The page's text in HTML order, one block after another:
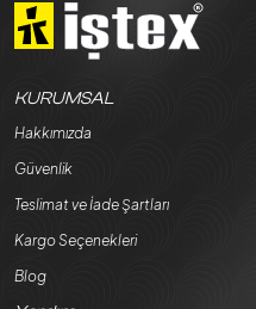
KURUMSAL
Hakkımızda
Güvenlik
Teslimat ve İade Şartları
Kargo Seçenekleri
Blog